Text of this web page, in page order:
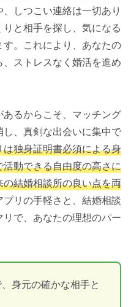
しつこい連絡は一切あり
と相手を探し、気になる
。これにより、あなたの
、ストレスなく婚活を進め
るからこそ、マッチング
、真剣な出会いに集中で
は独身証明書必須による身
動できる自由度の高さに
結婚相談所の良い点を両
プリの手軽さと、結婚相談
で、あなたの理想のパー
身元の確かな相手と